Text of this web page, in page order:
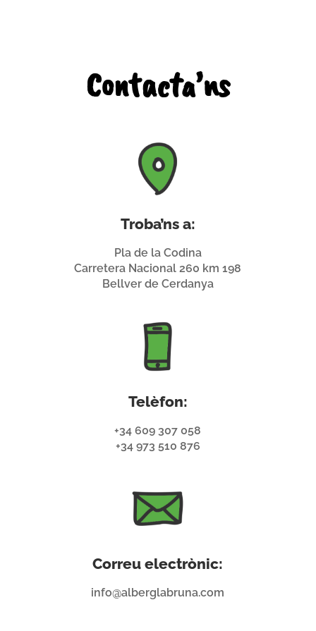
Contacta’ns
Troba’ns a:
Pla de la Codina
Carretera Nacional 260 km 198
Bellver de Cerdanya
Telèfon:
+34 609 307 058
+34 973 510 876
Correu electrònic:
info@alberglabruna.com